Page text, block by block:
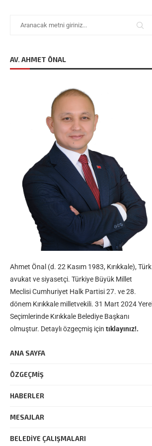
AV. AHMET ÖNAL
Ahmet Önal (d. 22 Kasım 1983, Kırıkkale), Türk
avukat ve siyasetçi. Türkiye Büyük Millet
Meclisi Cumhuriyet Halk Partisi 27. ve 28.
dönem Kırıkkale milletvekili. 31 Mart 2024 Yerel
Seçimlerinde Kırıkkale Belediye Başkanı
olmuştur. Detaylı özgeçmiş için tıklayınız!.
ANA SAYFA
ÖZGEÇMIŞ
HABERLER
MESAJLAR
BELEDIYE ÇALIŞMALARI